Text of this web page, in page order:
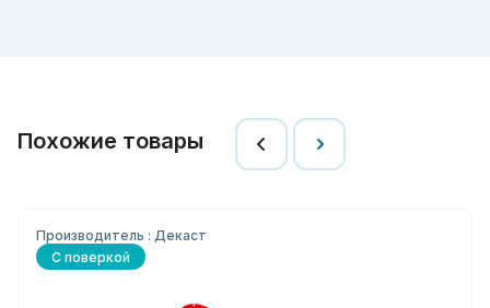
Похожие товары
Производитель : Декаст
С поверкой